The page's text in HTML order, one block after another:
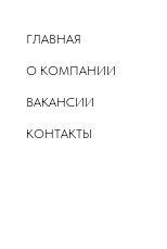
ГЛАВНАЯ
О КОМПАНИИ
ВАКАНСИИ
КОНТАКТЫ